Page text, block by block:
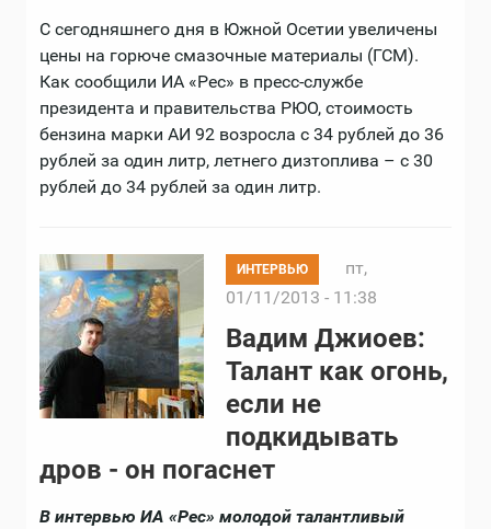
С сегодняшнего дня в Южной Осетии увеличены
цены на горюче смазочные материалы (ГСМ).
Как сообщили ИА «Рес» в пресс-службе
президента и правительства РЮО, стоимость
бензина марки АИ 92 возросла с 34 рублей до 36
рублей за один литр, летнего дизтоплива – с 30
рублей до 34 рублей за один литр.
ИНТЕРВЬЮ
пт,
01/11/2013 - 11:38
Вадим Джиоев:
Талант как огонь,
если не
подкидывать
дров - он погаснет
В интервью ИА «Рес» молодой талантливый